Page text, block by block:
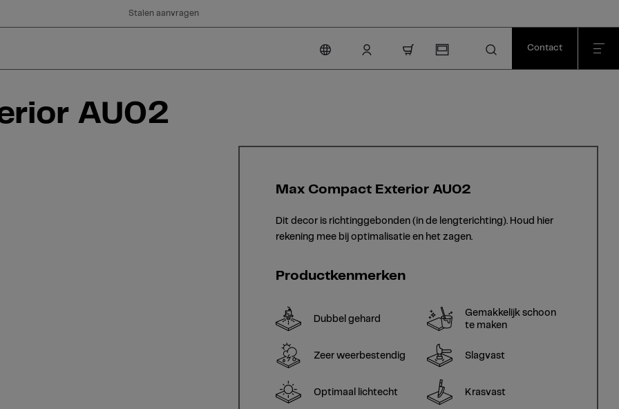
Stalen aanvragen
Contact
AU02
Max Compact Exterior AU02
Dit decor is richtinggebonden (in de lengterichting). Houd hier
rekening mee bij optimalisatie en het zagen.
Productkenmerken
Dubbel gehard
Gemakkelijk schoon
te maken
Zeer weerbestendig Slagvast
Optimaal lichtecht Krasvast